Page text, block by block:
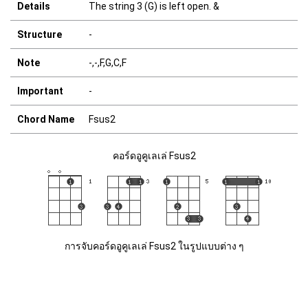
Details The string 3 (G) is left open. &
Structure -
Note -,-,F,G,C,F
Important -
Chord Name Fsus2
คอร์ดอูคูเลเล่ Fsus2
การจับคอร์ดอูคูเลเล่ Fsus2 ในรูปแบบต่าง ๆ